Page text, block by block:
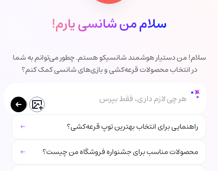
سلام من شانسی یارم!
سلام! من دستیار هوشمند شانسیکو هستم. چطور می‌توانم به شما
در انتخاب محصولات قرعه‌کشی و بازی‌های شانسی کمک کنم؟
هر چی لازم داری، فقط بپرس
راهنمایی برای انتخاب بهترین توپ قرعه‌کشی؟ ←
محصولات مناسب برای جشنواره فروشگاه من چیست؟ ←